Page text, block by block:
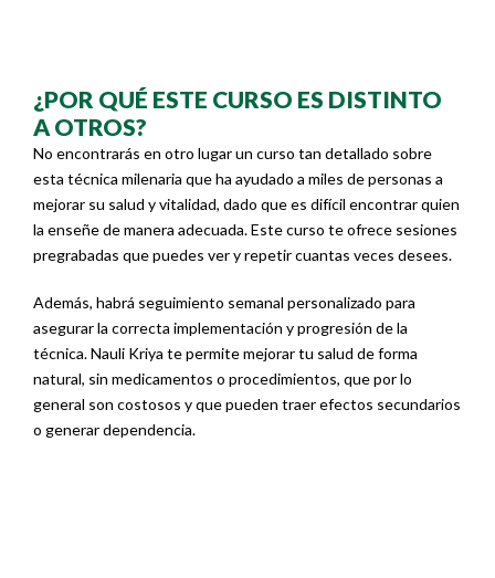
¿POR QUÉ ESTE CURSO ES DISTINTO
A OTROS?
No encontrarás en otro lugar un curso tan detallado sobre
esta técnica milenaria que ha ayudado a miles de personas a
mejorar su salud y vitalidad, dado que es difícil encontrar quien
la enseñe de manera adecuada. Este curso te ofrece sesiones
pregrabadas que puedes ver y repetir cuantas veces desees.
Además, habrá seguimiento semanal personalizado para
asegurar la correcta implementación y progresión de la
técnica. Nauli Kriya te permite mejorar tu salud de forma
natural, sin medicamentos o procedimientos, que por lo
general son costosos y que pueden traer efectos secundarios
o generar dependencia.